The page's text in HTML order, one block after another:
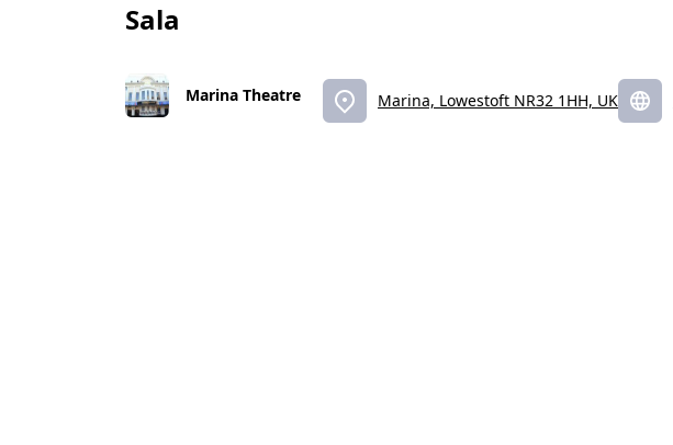
Sala
Marina Theatre Marina, Lowestoft NR32 1HH, UK